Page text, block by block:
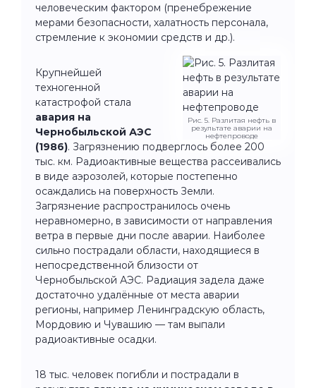
человеческим фактором (пренебрежение
мерами безопасности, халатность персонала,
стремление к экономии средств и др.).
Рис. 5. Разлитая нефть в
результате аварии на
нефтепроводе
Крупнейшей
техногенной
катастрофой стала
авария на
Чернобыльской АЭС
(1986). Загрязнению подверглось более 200
тыс. км. Радиоактивные вещества рассеивались
в виде аэрозолей, которые постепенно
осаждались на поверхность Земли.
Загрязнение распространилось очень
неравномерно, в зависимости от направления
ветра в первые дни после аварии. Наиболее
сильно пострадали области, находящиеся в
непосредственной близости от
Чернобыльской АЭС. Радиация задела даже
достаточно удалённые от места аварии
регионы, например Ленинградскую область,
Мордовию и Чувашию — там выпали
радиоактивные осадки.
18 тыс. человек погибли и пострадали в